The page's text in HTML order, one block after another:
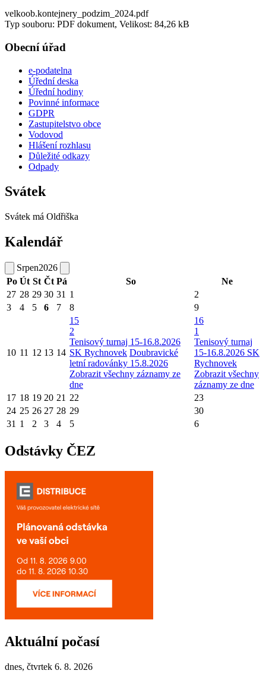
velkoob.kontejnery_podzim_2024.pdf
Typ souboru: PDF dokument, Velikost: 84,26 kB
Obecní úřad
e-podatelna
Úřední deska
Úřední hodiny
Povinné informace
GDPR
Zastupitelstvo obce
Vodovod
Hlášení rozhlasu
Důležité odkazy
Odpady
Svátek
Svátek má Oldřiška
Kalendář
Srpen2026
Po Út St Čt Pá So
Ne
27 28 29 30 31 1
2
3
4 5 6 7 8 9
10 11 12 13 14
15
2
Tenisový turnaj 15-16.8.2026
SK Rychnovek Doubravické
letní radovánky 15.8.2026
Zobrazit všechny záznamy ze
dne
16
1
Tenisový turnaj
15-16.8.2026 SK
Rychnovek
Zobrazit všechny
záznamy ze dne
17 18 19 20 21 22
23
24 25 26 27 28 29
30
31 1 2 3 4 5 6
Odstávky ČEZ
Aktuální počasí
dnes, čtvrtek 6. 8. 2026